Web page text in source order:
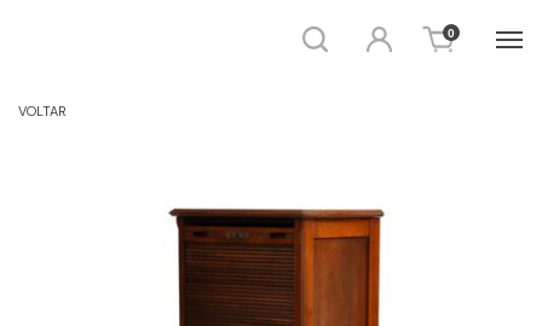
Busca Entrar 0
VOLTAR